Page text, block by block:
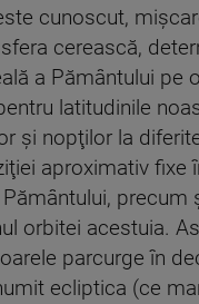
cunoscut,
cerească,
a Pământului pe
latitudinile
şi nopţilor la
aproximativ fixe
precum
orbitei acestuia.
parcurge în
ecliptica (ce